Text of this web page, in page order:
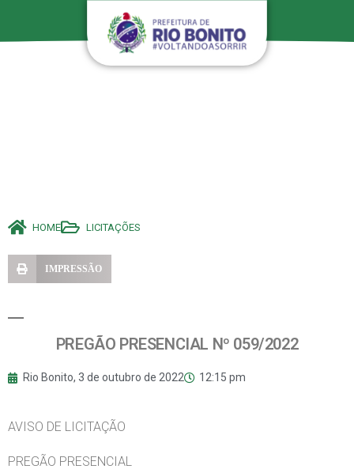
HOME LICITAÇÕES
IMPRESSÃO
PREGÃO PRESENCIAL Nº 059/2022
Rio Bonito, 3 de outubro de 2022 12:15 pm
AVISO DE LICITAÇÃO
PREGÃO PRESENCIAL